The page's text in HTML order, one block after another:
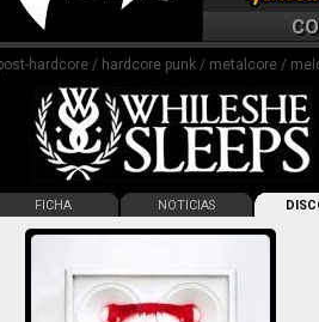
hardcore / hardcore punk / metalcore /
FICHA NOTICIAS